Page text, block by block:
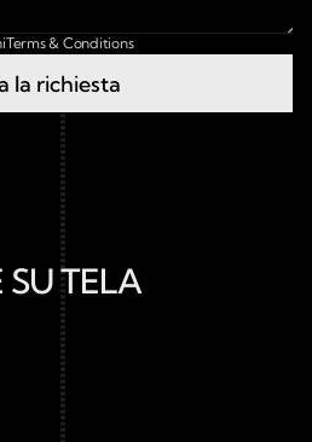
Terms & Conditions
la richiesta
SU TELA